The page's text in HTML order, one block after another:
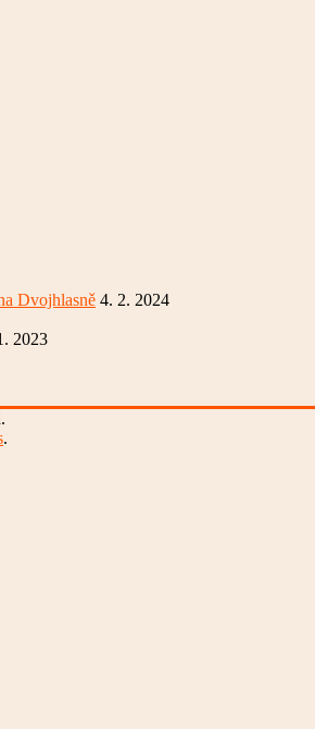
Dvojhlasně 4. 2. 2024
2023
.